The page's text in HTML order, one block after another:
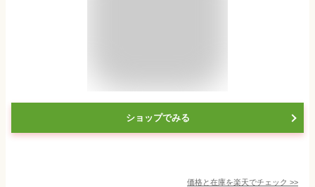
ショップでみる
価格と在庫を楽天でチェック >>